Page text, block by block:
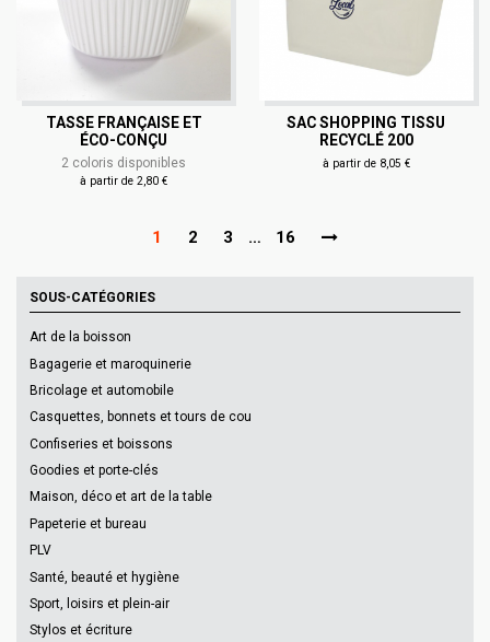
TASSE FRANÇAISE ET
ÉCO-CONÇU
2 coloris disponibles
à partir de 2,80 €
SAC SHOPPING TISSU
RECYCLÉ 200
à partir de 8,05 €
1 2 3 … 16
SOUS-CATÉGORIES
Art de la boisson
Bagagerie et maroquinerie
Bricolage et automobile
Casquettes, bonnets et tours de cou
Confiseries et boissons
Goodies et porte-clés
Maison, déco et art de la table
Papeterie et bureau
PLV
Santé, beauté et hygiène
Sport, loisirs et plein-air
Stylos et écriture